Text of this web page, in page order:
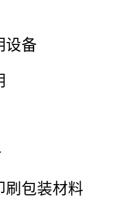
设备
包装材料